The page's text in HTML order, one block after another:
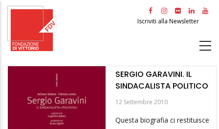
Salta
principale
Iscriviti alla Newsletter
SERGIO GARAVINI. IL
SINDACALISTA POLITICO
12 Settembre 2010
Questa biografia ci restituisce